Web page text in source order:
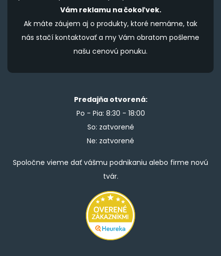
Vám reklamu na čokoľvek.
Ak máte záujem aj o produkty, ktoré nemáme, tak
nás stačí kontaktovať a my Vám obratom pošleme
našu cenovú ponuku.
Predajňa otvorená:
Po - Pia: 8:30 - 18:00
So: zatvorené
Ne: zatvorené
Spoločne vieme dať vášmu podnikaniu alebo firme novú
tvár.